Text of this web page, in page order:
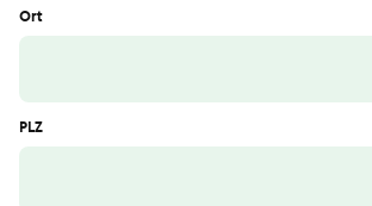
Ort
PLZ